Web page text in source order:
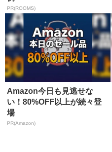
PR(ROOMS)
Amazon今日も見逃せな
い！80%OFF以上が続々登
場
PR(Amazon)